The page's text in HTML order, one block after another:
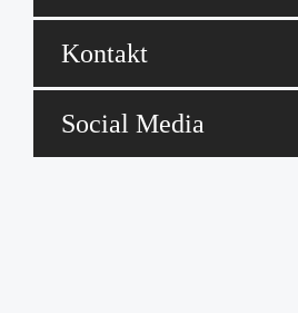
Kontakt
Social Media